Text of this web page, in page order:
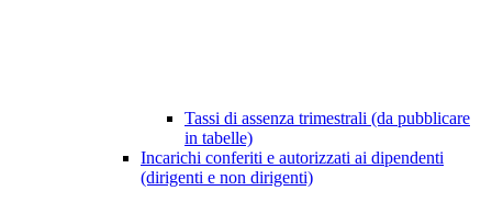
Tassi di assenza trimestrali (da pubblicare
in tabelle)
Incarichi conferiti e autorizzati ai dipendenti
(dirigenti e non dirigenti)